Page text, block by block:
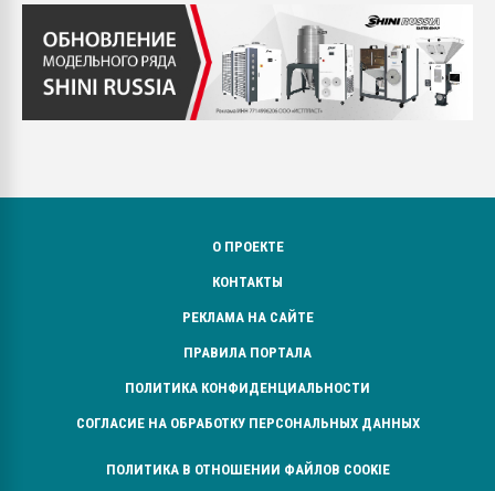
О ПРОЕКТЕ
КОНТАКТЫ
РЕКЛАМА НА САЙТЕ
ПРАВИЛА ПОРТАЛА
ПОЛИТИКА КОНФИДЕНЦИАЛЬНОСТИ
СОГЛАСИЕ НА ОБРАБОТКУ ПЕРСОНАЛЬНЫХ ДАННЫХ
ПОЛИТИКА В ОТНОШЕНИИ ФАЙЛОВ COOKIE